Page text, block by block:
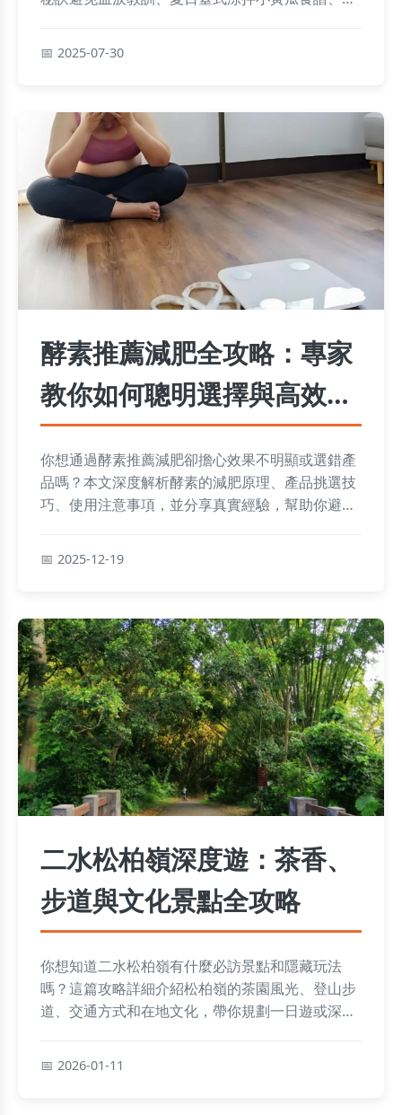
2025-07-30
酵素推薦減肥全攻略：專家
教你如何聰明選擇與高效使
用
你想通過酵素推薦減肥卻擔心效果不明顯或選錯產
品嗎？本文深度解析酵素的減肥原理、產品挑選技
巧、使用注意事項，並分享真實經驗，幫助你避開
2025-12-19
二水松柏嶺深度遊：茶香、
步道與文化景點全攻略
你想知道二水松柏嶺有什麼必訪景點和隱藏玩法
嗎？這篇攻略詳細介紹松柏嶺的茶園風光、登山步
道、交通方式和在地文化，帶你規劃一日遊或深度
2026-01-11